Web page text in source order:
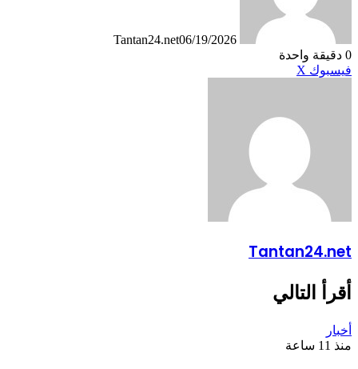
Tantan24.net06/19/2026
0 دقيقة واحدة
فيسبوك X
Tantan24.net
أقرأ التالي
أخبار
منذ 11 ساعة